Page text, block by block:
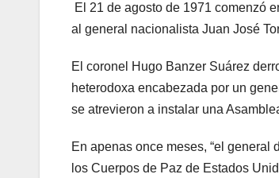
El 21 de agosto de 1971 comenzó
al general nacionalista Juan José
El coronel Hugo Banzer Suárez
heterodoxa encabezada por un
se atrevieron a instalar una
En apenas once meses, “el general
los Cuerpos de Paz de Estados